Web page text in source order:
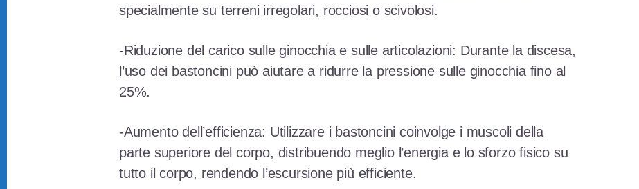
specialmente su terreni irregolari, rocciosi o scivolosi.
-Riduzione del carico sulle ginocchia e sulle articolazioni: Durante la discesa,
l’uso dei bastoncini può aiutare a ridurre la pressione sulle ginocchia fino al
25%.
-Aumento dell’efficienza: Utilizzare i bastoncini coinvolge i muscoli della
parte superiore del corpo, distribuendo meglio l’energia e lo sforzo fisico su
tutto il corpo, rendendo l’escursione più efficiente.